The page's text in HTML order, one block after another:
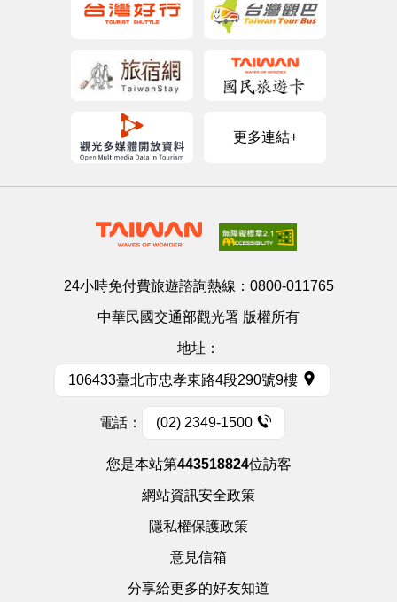
更多連結+
24小時免付費旅遊諮詢熱線： 0800-011765
中華民國交通部觀光署 版權所有
地址：
106433臺北市忠孝東路4段290號9樓
電話： (02) 2349-1500
您是本站第443518824位訪客
網站資訊安全政策
隱私權保護政策
意見信箱
分享給更多的好友知道